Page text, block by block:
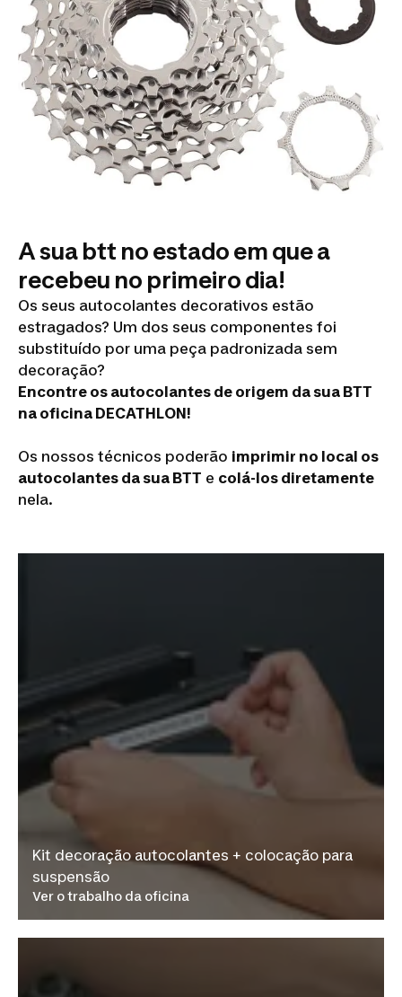
A sua btt no estado em que a
recebeu no primeiro dia!
Os seus autocolantes decorativos estão
estragados? Um dos seus componentes foi
substituído por uma peça padronizada sem
decoração?
Encontre os autocolantes de origem da sua BTT
na oficina DECATHLON!
Os nossos técnicos poderão imprimir no local os
autocolantes da sua BTT e colá-los diretamente
nela.
Kit decoração autocolantes + colocação para
suspensão
Ver o trabalho da oficina